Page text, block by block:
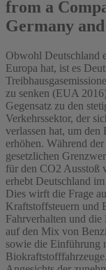
from a
Germany
Obwohl Deutschland
Europa hat, ist es
zu senken (EUA
Gegensatz zu den
Verkehrssektor, der
verlassen hat, um
erhöhen. Während
gesetzlichen
für den CO2 Ausstoß
erhebt Deutschland
Dies wirft die Frage
Kraftstoffsteuern und
Fahrverhalten und
auf den Mix von
sowie die Einführung
Biokraftstofffahrzeuge.